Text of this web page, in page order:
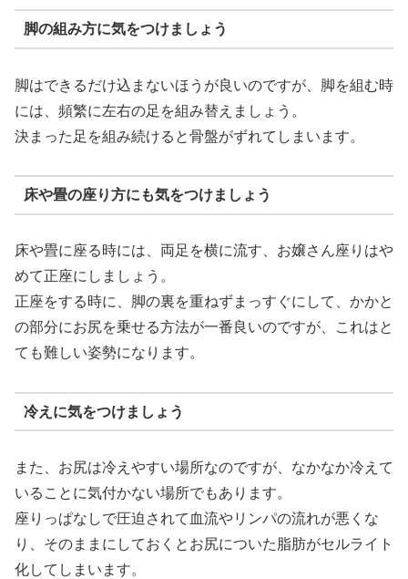
脚の組み方に気をつけましょう
脚はできるだけ込まないほうが良いのですが、脚を組む時
には、頻繁に左右の足を組み替えましょう。
決まった足を組み続けると骨盤がずれてしまいます。
床や畳の座り方にも気をつけましょう
床や畳に座る時には、両足を横に流す、お嬢さん座りはや
めて正座にしましょう。
正座をする時に、脚の裏を重ねずまっすぐにして、かかと
の部分にお尻を乗せる方法が一番良いのですが、これはと
ても難しい姿勢になります。
冷えに気をつけましょう
また、お尻は冷えやすい場所なのですが、なかなか冷えて
いることに気付かない場所でもあります。
座りっぱなしで圧迫されて血流やリンパの流れが悪くな
り、そのままにしておくとお尻についた脂肪がセルライト
化してしまいます。